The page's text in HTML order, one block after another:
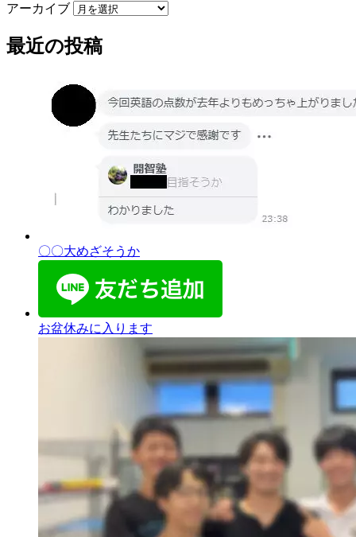
アーカイブ
最近の投稿
〇〇大めざそうか
お盆休みに入ります